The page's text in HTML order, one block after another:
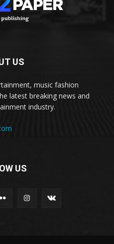
US
music fashion
latest breaking news and
industry.
US